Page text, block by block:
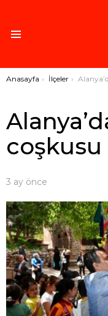
Buradasınız:
Anasayfa İlçeler Alanya’da
coşkusu
3 ay önce